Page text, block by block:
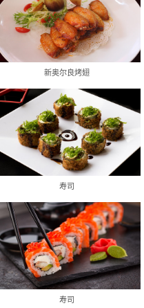
新奥尔良烤翅
寿司
寿司